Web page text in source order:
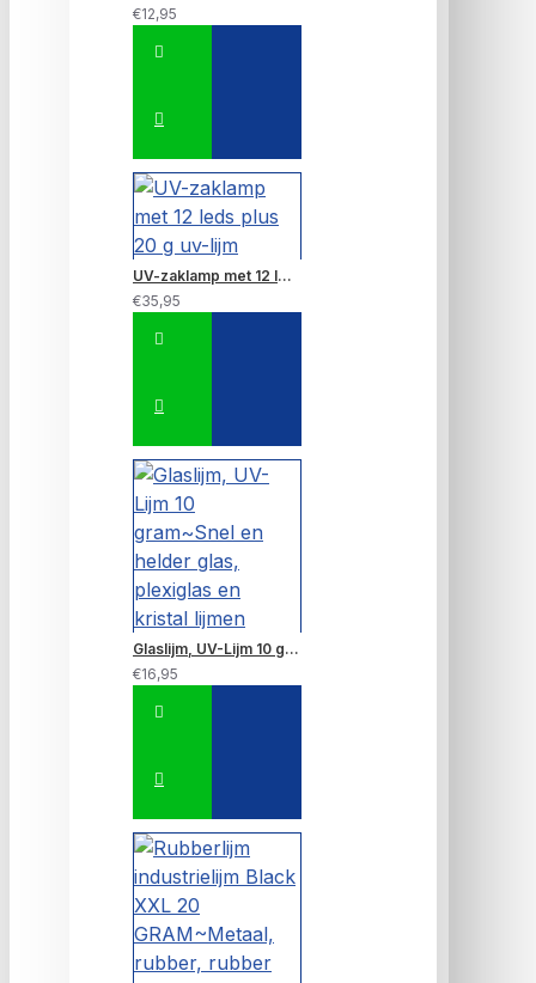
€12,95
UV-zaklamp met 12 leds plus 20 g uv-lijm
€35,95
Glaslijm, UV-Lijm 10 gram~Snel en helder glas, plexiglas en kristal lijmen
€16,95